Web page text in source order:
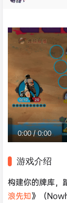
0:00/0:00
游戏介绍
构建你的牌库，
浪先知》（